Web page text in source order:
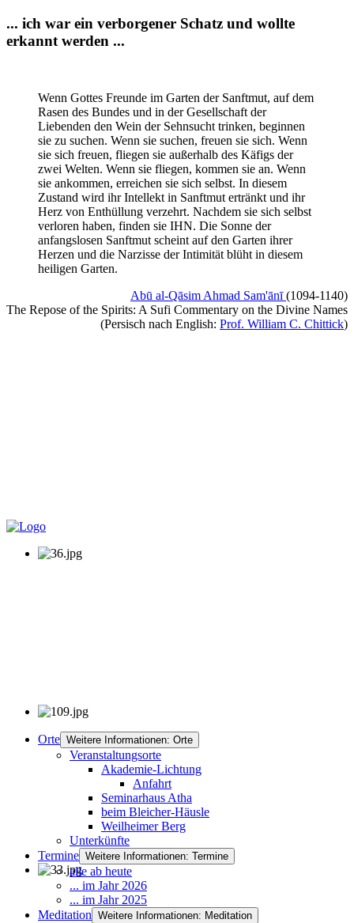
... ich war ein verborgener Schatz und wollte
erkannt werden ...
Wenn Gottes Freunde im Garten der Sanftmut, auf dem
Rasen des Bundes und in der Gesellschaft der
Liebenden den Wein der Sehnsucht trinken, beginnen
sie zu suchen. Wenn sie suchen, freuen sie sich. Wenn
sie sich freuen, fliegen sie außerhalb des Käfigs der
zwei Welten. Wenn sie fliegen, kommen sie an. Wenn
sie ankommen, erreichen sie sich selbst. In diesem
Zustand wird ihr Intellekt in Sanftmut ertränkt und ihr
Herz von Enthüllung verzehrt. Nachdem sie sich selbst
verloren haben, finden sie IHN. Die Sonne der
anfangslosen Sanftmut scheint auf den Garten ihrer
Herzen und die Narzisse der Intimität blüht in diesem
heiligen Garten.
Abū al-Qāsim Ahmad Sam'ānī(1094-1140)
The Repose of the Spirits: A Sufi Commentary on the Divine Names
(Persisch nach English: Prof. William C. Chittick)
Orte Weitere Informationen: Orte
Veranstaltungsorte
Akademie-Lichtung
Anfahrt
Seminarhaus Atha
beim Bleicher-Häusle
Weilheimer Berg
Unterkünfte
Termine Weitere Informationen: Termine
alle ab heute
... im Jahr 2026
... im Jahr 2025
Meditation Weitere Informationen: Meditation